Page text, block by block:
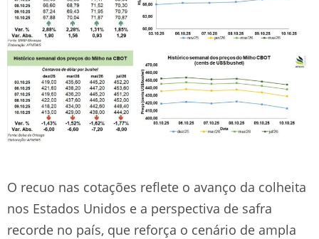
O recuo nas cotações reflete o avanço da colheita
nos Estados Unidos e a perspectiva de safra
recorde no país, que reforça o cenário de ampla